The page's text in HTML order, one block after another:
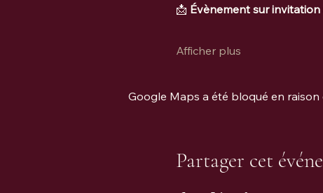
📩 Évènement sur
Afficher plus
Google Maps a été bloqué en
Partager cet